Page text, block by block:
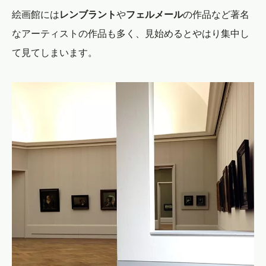
絵画館にはレンブラントやフェルメールの作品など著名
なアーティストの作品も多く、見始めるとやはり集中し
て見てしまいます。